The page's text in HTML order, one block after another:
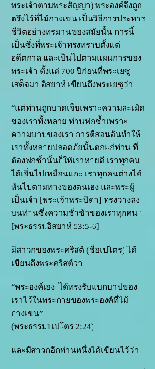
พระเจ้าตามพระสัญญา) พระองค์จึงถูก
ตรึงไว้ที่ไม้กางเขน เป็นวิธีการประหาร
ชีวิตอย่างทรมานของสมัยนั้น การนี้
เป็นซึ่งที่พระเจ้าทรงทราบตั้งแต่
อดีตกาล และเป็นไปตามแผนการของ
พระเจ้า ตั้งแต่ 700 ปีก่อนที่พระเยซู
เสด็จมา อิสยาห์ เขียนถึงพระเยซูว่า
“แต่ท่านถูกบาดเจ็บเพราะความละเมิด
ของเราทั้งหลาย ท่านฟกช้ำเพราะ
ความบาปของเรา การตีสอนอันทำให้
เราทั้งหลายปลอดภัยนั้นตกแก่ท่าน ที่
ต้องฟกช้ำนั้นก็ให้เราหายดี เราทุกคน
ได้เจิ่นไปเหมือนแกะ เราทุกคนต่างได้
หันไปตามทางของตนเอง และพระผู้
เป็นเจ้า [พระเจ้าพระบิดา] ทรงวางลง
บนท่านซึ่งความชั่วช้าของเราทุกคน”
[พระธรรมอิสยาห์ 53:5-6]
มีสาวกของพระคริสต์ (ชื่อเปโตร) ได้
เขียนถึงพระคริสต์ว่า
“พระองค์เอง ได้ทรงรับแบกบาปของ
เราไว้ในพระกายของพระองค์ที่ไม้
กางเขน”
(พระธรรม1เปโตร 2:24)
และมีสาวกอีกท่านหนึ่งได้เขียนไว้ว่า